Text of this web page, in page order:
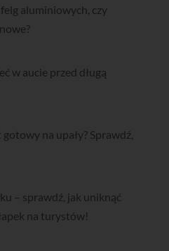
aluminiowych, czy
w aucie przed długą
na upały? Sprawdź,
– sprawdź, jak uniknąć
na turystów!